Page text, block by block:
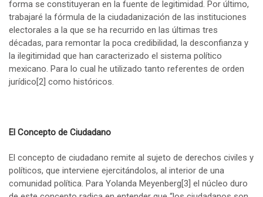
forma se constituyeran en la fuente de legitimidad. Por último,
trabajaré la fórmula de la ciudadanización de las instituciones
electorales a la que se ha recurrido en las últimas tres
décadas, para remontar la poca credibilidad, la desconfianza y
la ilegitimidad que han caracterizado el sistema político
mexicano. Para lo cual he utilizado tanto referentes de orden
jurídico[2] como históricos.
El Concepto de Ciudadano
El concepto de ciudadano remite al sujeto de derechos civiles y
políticos, que interviene ejercitándolos, al interior de una
comunidad política. Para Yolanda Meyenberg[3] el núcleo duro